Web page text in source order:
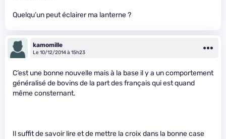
Quelqu’un peut éclairer ma lanterne ?
kamomille
Le 10/12/2014 à 15h23
C’est une bonne nouvelle mais à la base il y a un comportement
généralisé de bovins de la part des français qui est quand
même consternant.
Il suffit de savoir lire et de mettre la croix dans la bonne case